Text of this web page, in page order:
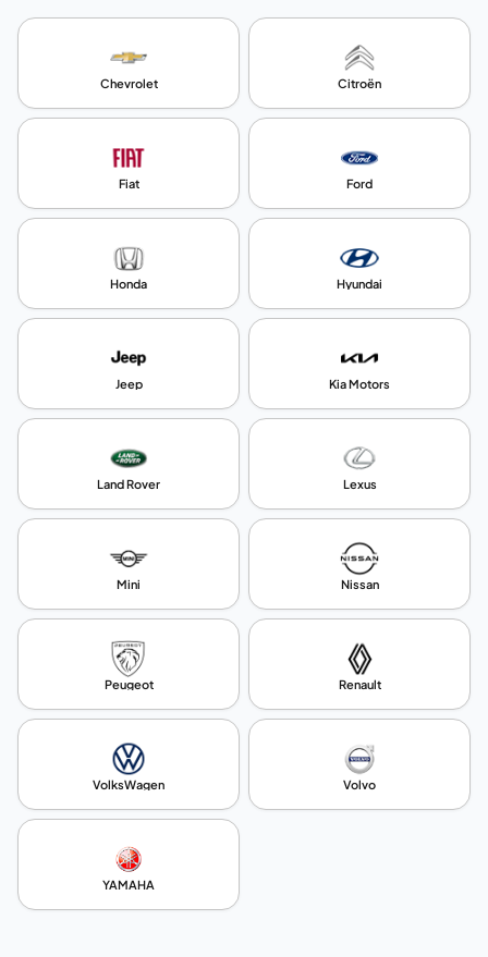
Chevrolet Citroën
Fiat Ford
Honda Hyundai
Jeep Kia Motors
Land Rover Lexus
Mini Nissan
Peugeot Renault
VolksWagen Volvo
YAMAHA